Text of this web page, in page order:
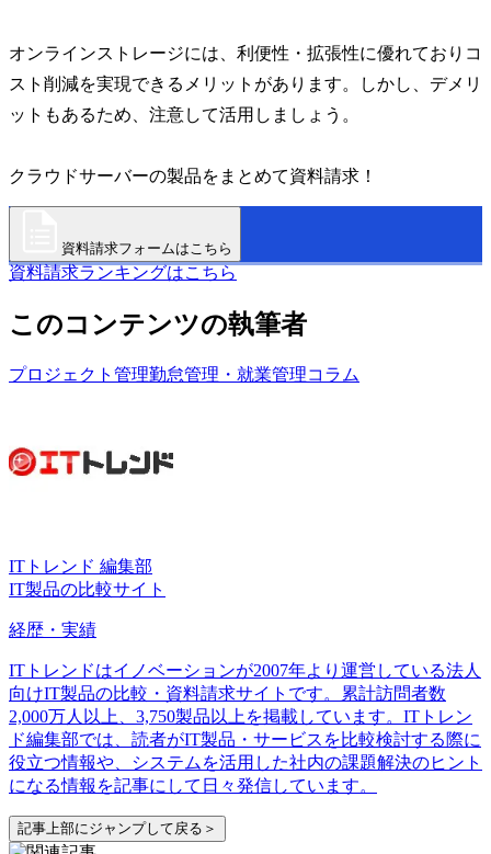
オンラインストレージには、利便性・拡張性に優れておりコ
スト削減を実現できるメリットがあります。しかし、デメリ
ットもあるため、注意して活用しましょう。
クラウドサーバーの製品をまとめて資料請求！
資料請求フォームはこちら
資料請求ランキングはこちら
このコンテンツの執筆者
プロジェクト管理勤怠管理・就業管理コラム
ITトレンド 編集部
IT製品の比較サイト
経歴・実績
ITトレンドはイノベーションが2007年より運営している法人
向けIT製品の比較・資料請求サイトです。累計訪問者数
2,000万人以上、3,750製品以上を掲載しています。ITトレン
ド編集部では、読者がIT製品・サービスを比較検討する際に
役立つ情報や、システムを活用した社内の課題解決のヒント
になる情報を記事にして日々発信しています。
記事上部にジャンプして戻る＞